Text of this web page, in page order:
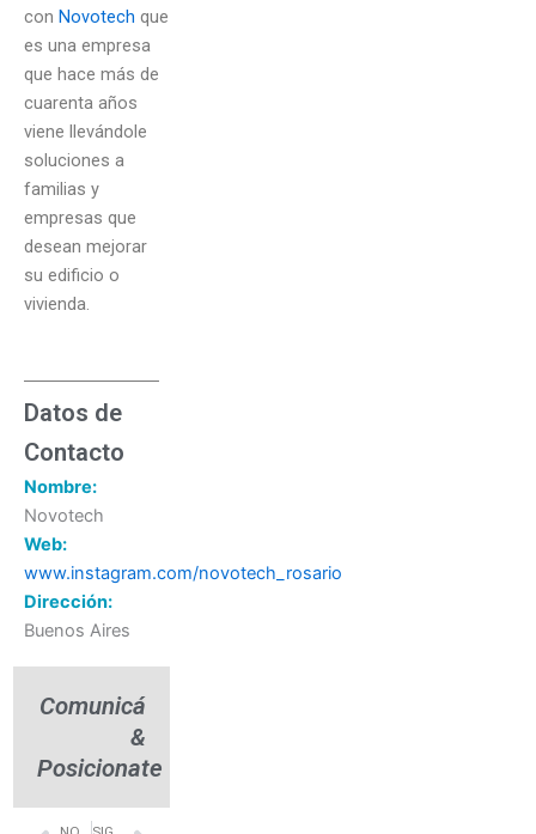
con Novotech que
es una empresa
que hace más de
cuarenta años
viene llevándole
soluciones a
familias y
empresas que
desean mejorar
su edificio o
vivienda.
Datos de
Contacto
Nombre:
Novotech
Web:
www.instagram.com/novotech_rosario
Dirección:
Buenos Aires
Comunicá
&
Posicionate